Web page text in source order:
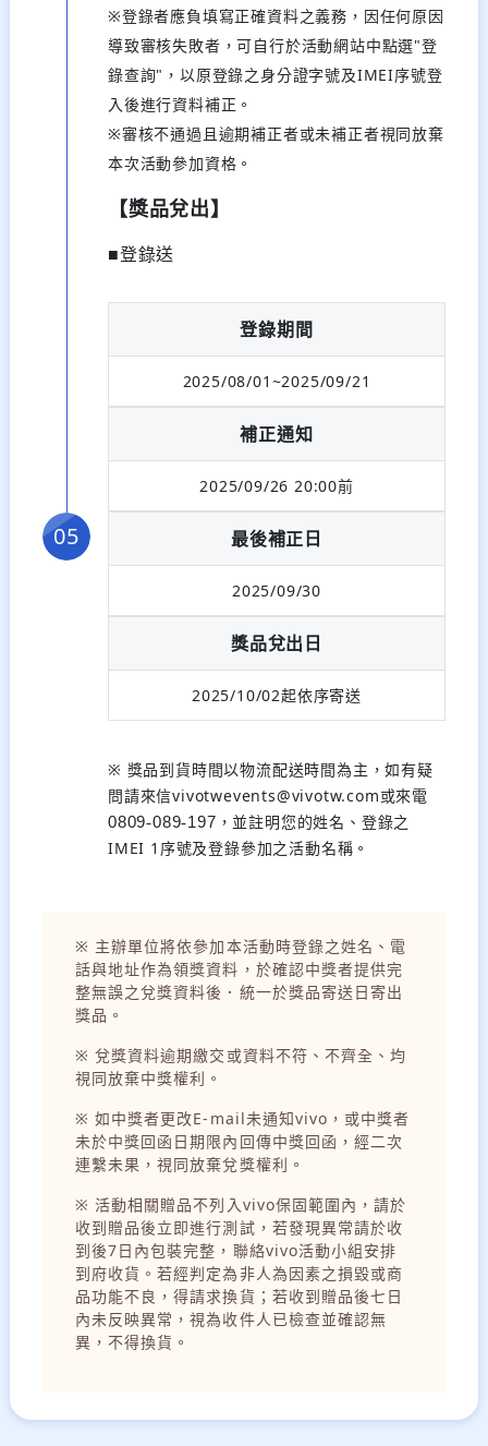
※登錄者應負填寫正確資料之義務，因任何原因
導致審核失敗者，可自行於活動網站中點選"登
錄查詢"，以原登錄之身分證字號及IMEI序號登
入後進行資料補正。
※審核不通過且逾期補正者或未補正者視同放棄
本次活動參加資格。
【獎品兌出】
■登錄送
登錄期間
2025/08/01~2025/09/21
補正通知
2025/09/26 20:00前
最後補正日
2025/09/30
獎品兌出日
2025/10/02起依序寄送
※ 獎品到貨時間以物流配送時間為主，如有疑
問請來信vivotwevents@vivotw.com或來電
0809-089-197 ，並註明您的姓名、登錄之
IMEI 1序號及登錄參加之活動名稱。
※ 主辦單位將依參加本活動時登錄之姓名、電
話與地址作為領獎資料，於確認中獎者提供完
整無誤之兌獎資料後．統一於獎品寄送日寄出
獎品。
※ 兌獎資料逾期繳交或資料不符、不齊全、均
視同放棄中獎權利。
※ 如中獎者更改E-mail未通知vivo，或中獎者
未於中獎回函日期限內回傳中獎回函，經二次
連繫未果，視同放棄兌獎權利。
※ 活動相關贈品不列入vivo保固範圍內，請於
收到贈品後立即進行測試，若發現異常請於收
到後7日內包裝完整，聯絡vivo活動小組安排
到府收貨。若經判定為非人為因素之損毀或商
品功能不良，得請求換貨；若收到贈品後七日
內未反映異常，視為收件人已檢查並確認無
異，不得換貨。